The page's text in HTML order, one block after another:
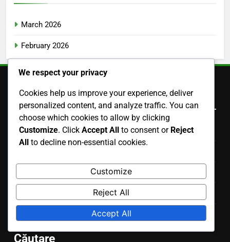
March 2026
February 2026
Informații legale
Despre noi
Căutare
We respect your privacy
Cookies help us improve your experience, deliver
personalized content, and analyze traffic. You can
choose which cookies to allow by clicking
Customize. Click Accept All to consent or Reject
All to decline non-essential cookies.
Customize
Reject All
Accept All